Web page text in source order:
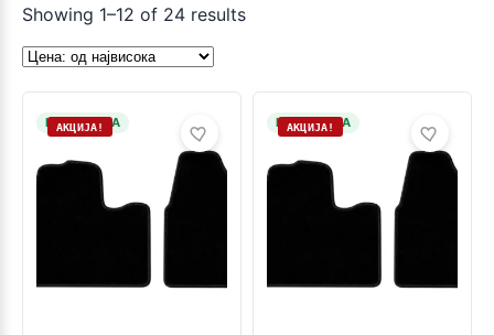
Showing 1–12 of 24 results
НА ЗАЛИХА
АКЦИЈА! НА ЗАЛИХА
АКЦИЈА!